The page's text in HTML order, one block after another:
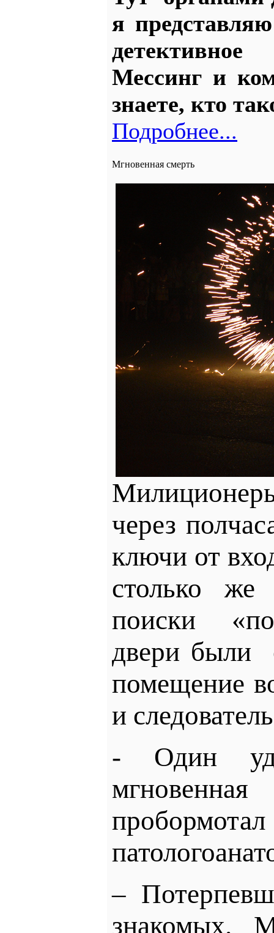
я
Мессинг и
знаете, кто
Подробнее...
Мгновенная смерть
через
ключи от
столько
поиски
двери были
помещение
и
- Один
–
знакомых.